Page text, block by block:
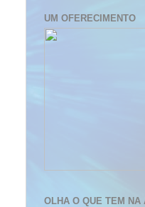
UM OFERECIMENTO
OLHA O QUE TEM NA